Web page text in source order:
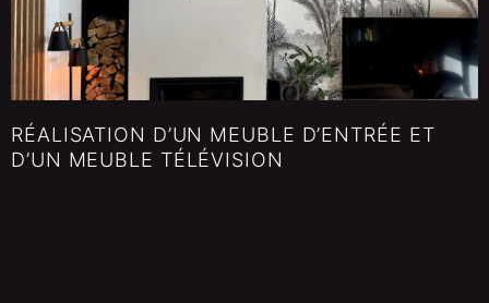
RÉALISATION D’UN MEUBLE D’ENTRÉE ET
D’UN MEUBLE TÉLÉVISION